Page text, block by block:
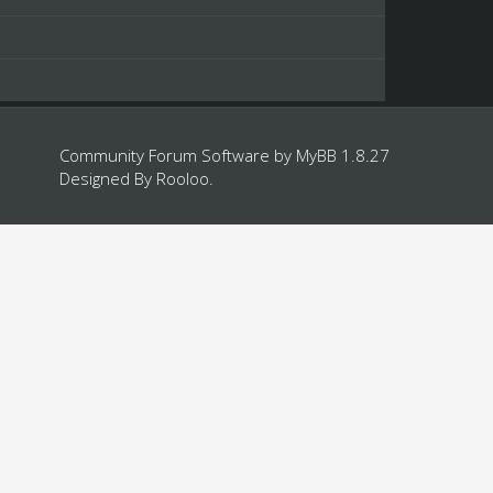
Community Forum Software by MyBB 1.8.27
Designed By Rooloo.